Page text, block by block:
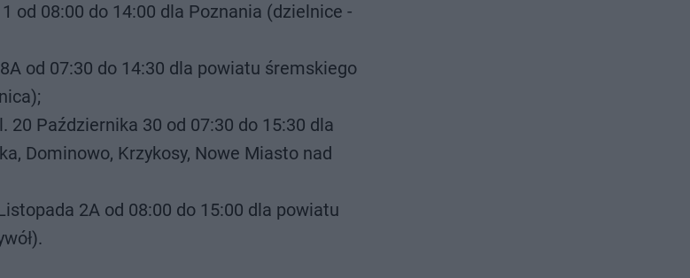
od 08:00 do 14:00 dla Poznania (dzielnice -
od 07:30 do 14:30 dla powiatu śremskiego
20 Października 30 od 07:30 do 15:30 dla
Dominowo, Krzykosy, Nowe Miasto nad
2A od 08:00 do 15:00 dla powiatu